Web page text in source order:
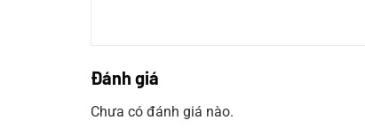
Đánh giá
Chưa có đánh giá nào.